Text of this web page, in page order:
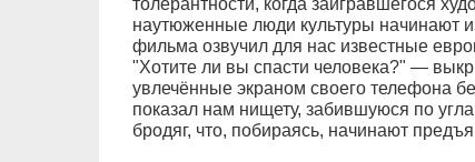
наутюженные люди культуры начинают
фильма озвучил для нас известные
"Хотите ли вы спасти человека?" —
увлечённые экраном своего телефона
показал нам нищету, забившуюся по
бродяг, что, побираясь, начинают